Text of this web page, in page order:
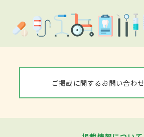
ご掲載に関するお問い合わ